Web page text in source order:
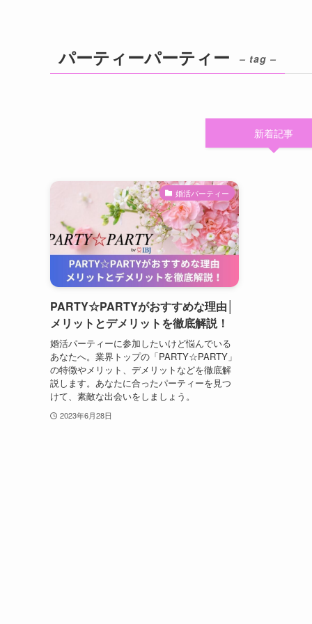
パーティーパーティー – tag –
新着記事
婚活パーティー
PARTY☆PARTYがおすすめな理由│
メリットとデメリットを徹底解説！
婚活パーティーに参加したいけど悩んでいる
あなたへ。業界トップの「PARTY☆PARTY」
の特徴やメリット、デメリットなどを徹底解
説します。あなたに合ったパーティーを見つ
けて、素敵な出会いをしましょう。
2023年6月28日